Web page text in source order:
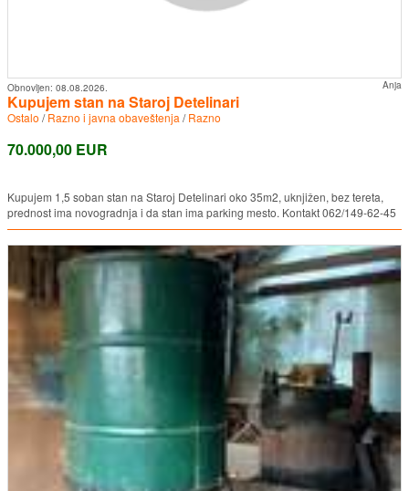
Anja
Obnovljen: 08.08.2026.
Kupujem stan na Staroj Detelinari
Ostalo /Razno i javna obaveštenja /Razno
70.000,00 EUR
Kupujem 1,5 soban stan na Staroj Detelinari oko 35m2, uknjižen, bez tereta,
prednost ima novogradnja i da stan ima parking mesto. Kontakt 062/149-62-45